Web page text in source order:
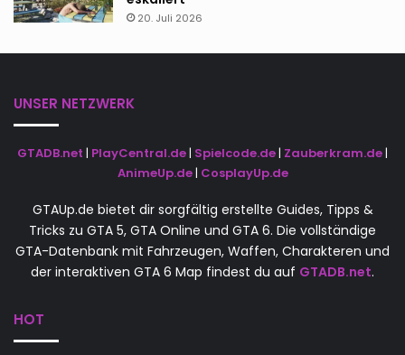
20. Juli 2026
UNSER NETZWERK
GTADB.net | PlayCentral.de| Spielcode.de| Zauberkram.de|
AnimeUp.de| CosplayUp.de
GTAUp.de bietet dir sorgfältig erstellte Guides, Tipps &
Tricks zu GTA 5, GTA Online und GTA 6. Die vollständige
GTA-Datenbank mit Fahrzeugen, Waffen, Charakteren und
der interaktiven GTA 6 Map findest du auf GTADB.net.
HOT